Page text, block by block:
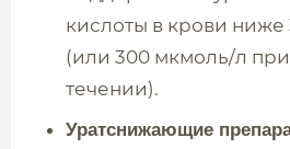
кислоты в крови
(или 300 мкмоль/л
течении).
Уратснижающие